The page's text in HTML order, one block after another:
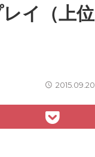
イ（上位
2015.09.20